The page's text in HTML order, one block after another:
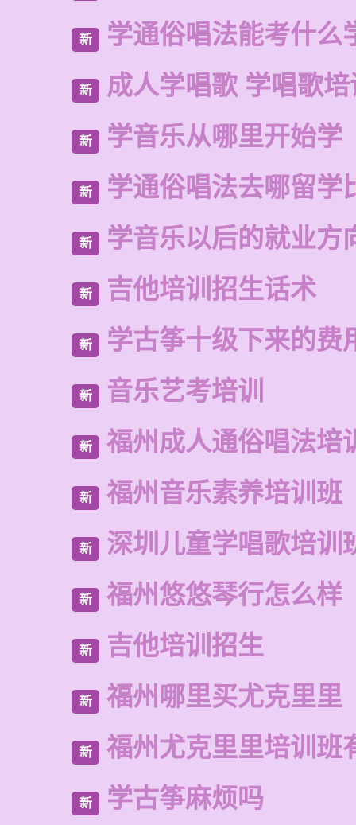
新 学通俗唱法能考什么
新 成人学唱歌 学唱歌培
新 学音乐从哪里开始学
新 学通俗唱法去哪留学
新 学音乐以后的就业方
新 吉他培训招生话术
新 学古筝十级下来的费
新 音乐艺考培训
新 福州成人通俗唱法培
新 福州音乐素养培训班
新 深圳儿童学唱歌培训
新 福州悠悠琴行怎么样
新 吉他培训招生
新 福州哪里买尤克里里
新 福州尤克里里培训班
新 学古筝麻烦吗